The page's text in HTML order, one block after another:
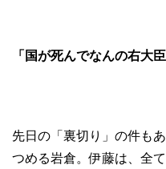
「国が死んでなんの右大
先日の「裏切り」の件も
つめる岩倉。伊藤は、全